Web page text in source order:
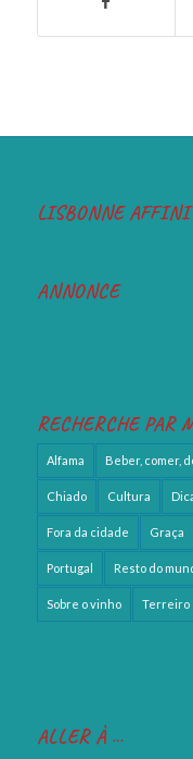
LISBONNE
ANNONCE
RECHERCHE PAR
Alfama Beber, comer,
Chiado Cultura
Fora da cidade Graça
Portugal Resto do
Sobre o vinho Terreiro
ALLER À …